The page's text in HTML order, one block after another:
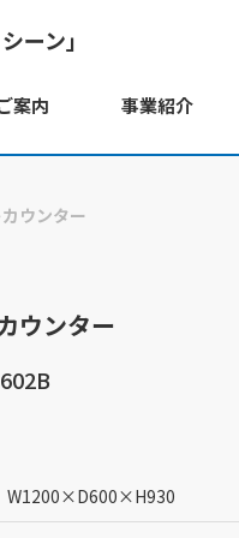
ーン」
案内 事業紹介
ウンター
ウンター
W1200×D600×H930